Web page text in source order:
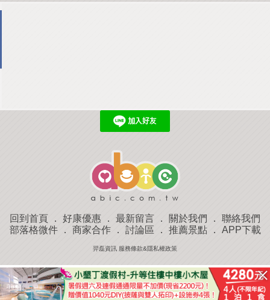
回到首頁 ． 好康優惠 ． 最新留言 ． 關於我們 ． 聯絡我們
部落格微件． 商家合作． 討論區 ． 推薦景點． APP下載
羿磊資訊 服務條款&隱私權政策